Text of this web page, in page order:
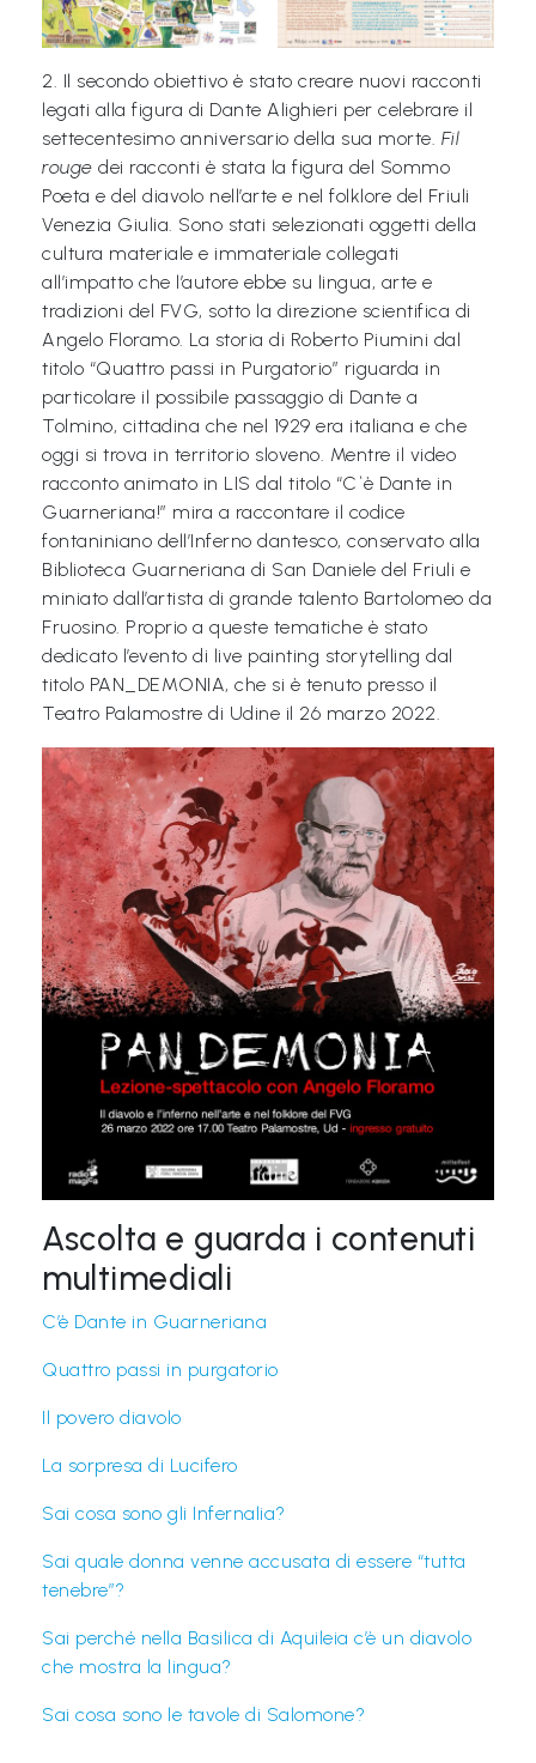
2. Il secondo obiettivo è stato creare nuovi racconti
legati alla figura di Dante Alighieri per celebrare il
settecentesimo anniversario della sua morte. Fil
rouge dei racconti è stata la figura del Sommo
Poeta e del diavolo nell’arte e nel folklore del Friuli
Venezia Giulia. Sono stati selezionati oggetti della
cultura materiale e immateriale collegati
all’impatto che l’autore ebbe su lingua, arte e
tradizioni del FVG, sotto la direzione scientifica di
Angelo Floramo. La storia di Roberto Piumini dal
titolo “Quattro passi in Purgatorio” riguarda in
particolare il possibile passaggio di Dante a
Tolmino, cittadina che nel 1929 era italiana e che
oggi si trova in territorio sloveno. Mentre il video
racconto animato in LIS dal titolo “C`è Dante in
Guarneriana!” mira a raccontare il codice
fontaniniano dell’Inferno dantesco, conservato alla
Biblioteca Guarneriana di San Daniele del Friuli e
miniato dall’artista di grande talento Bartolomeo da
Fruosino. Proprio a queste tematiche è stato
dedicato l’evento di live painting storytelling dal
titolo PAN_DEMONIA, che si è tenuto presso il
Teatro Palamostre di Udine il 26 marzo 2022.
Ascolta e guarda i contenuti
multimediali
C’è Dante in Guarneriana
Quattro passi in purgatorio
Il povero diavolo
La sorpresa di Lucifero
Sai cosa sono gli Infernalia?
Sai quale donna venne accusata di essere “tutta
tenebre”?
Sai perché nella Basilica di Aquileia c’è un diavolo
che mostra la lingua?
Sai cosa sono le tavole di Salomone?